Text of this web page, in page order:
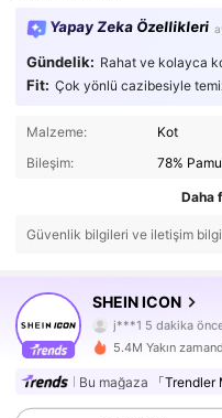
Yapay Zeka Özellikleri
Gündelik: Rahat ve kolayca
Fit: Çok yönlü cazibesiyle
Malzeme:
Kot
Bileşim:
78%
Daha
Güvenlik bilgileri ve iletişim
SHEIN ICON
j***1 5 dakika önce
W***agöz atıyor
4,84
1.8M
5.4M Yakın
Bu mağaza 「Trendler